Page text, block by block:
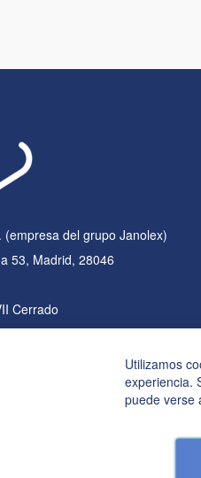
(empresa del grupo Janolex)
53, Madrid, 28046
Cerrado
Utilizamos
experiencia.
puede verse